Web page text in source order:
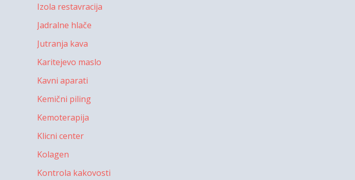
Izola restavracija
Jadralne hlače
Jutranja kava
Karitejevo maslo
Kavni aparati
Kemični piling
Kemoterapija
Klicni center
Kolagen
Kontrola kakovosti